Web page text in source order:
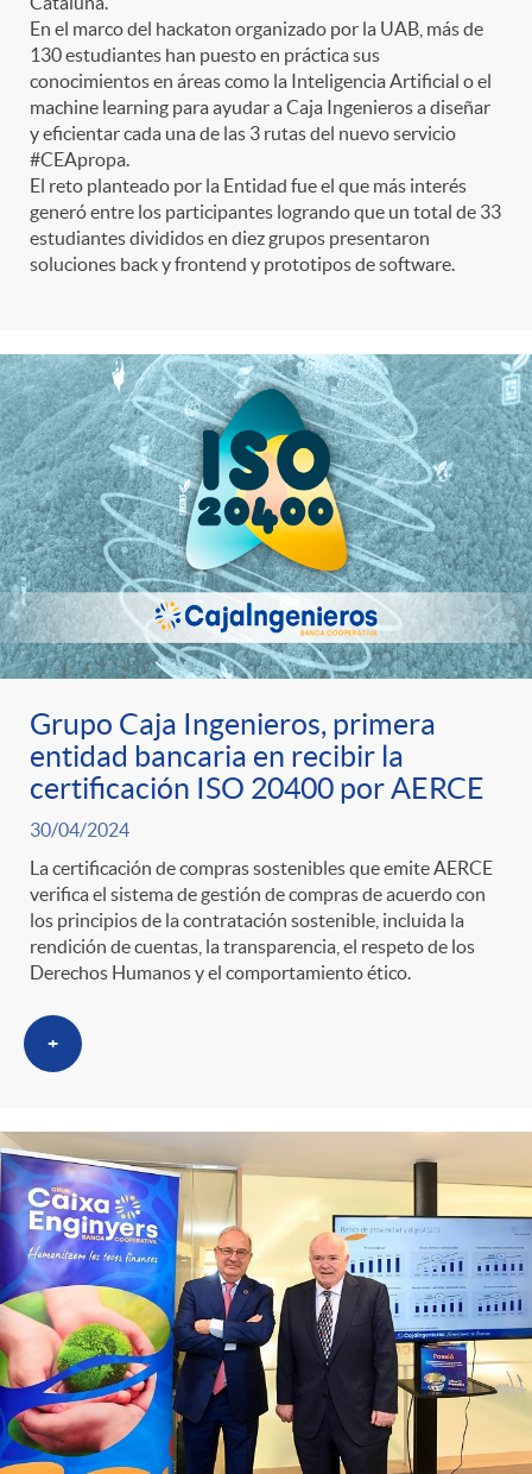
En el marco del hackaton organizado por la UAB, más de
130 estudiantes han puesto en práctica sus
conocimientos en áreas como la Inteligencia Artificial o el
machine learning para ayudar a Caja Ingenieros a diseñar
y eficientar cada una de las 3 rutas del nuevo servicio
#CEApropa.
El reto planteado por la Entidad fue el que más interés
generó entre los participantes logrando que un total de 33
estudiantes divididos en diez grupos presentaron
soluciones back y frontend y prototipos de software.
Grupo Caja Ingenieros, primera
entidad bancaria en recibir la
certificación ISO 20400 por AERCE
30/04/2024
La certificación de compras sostenibles que emite AERCE
verifica el sistema de gestión de compras de acuerdo con
los principios de la contratación sostenible, incluida la
rendición de cuentas, la transparencia, el respeto de los
Derechos Humanos y el comportamiento ético.
+